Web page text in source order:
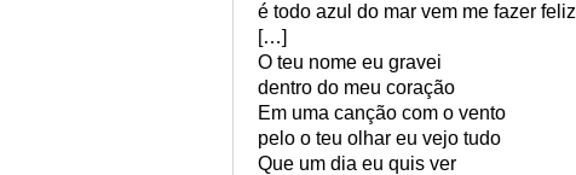
é todo azul do mar vem me fazer feliz
[…]
O teu nome eu gravei
dentro do meu coração
Em uma canção com o vento
pelo o teu olhar eu vejo tudo
Que um dia eu quis ver